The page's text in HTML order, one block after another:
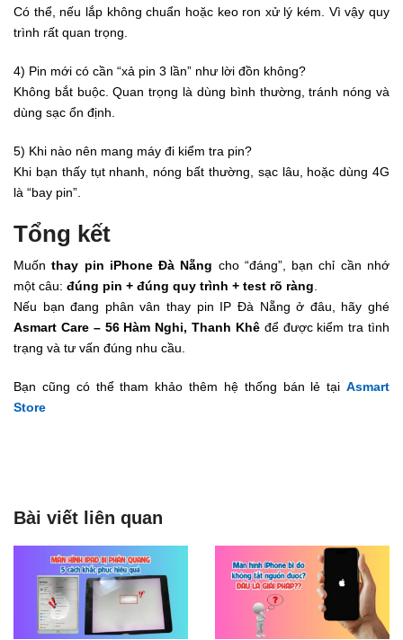
Có thể, nếu lắp không chuẩn hoặc keo ron xử lý kém. Vì vậy quy
trình rất quan trọng.
4) Pin mới có cần “xả pin 3 lần” như lời đồn không?
Không bắt buộc. Quan trọng là dùng bình thường, tránh nóng và
dùng sạc ổn định.
5) Khi nào nên mang máy đi kiểm tra pin?
Khi bạn thấy tụt nhanh, nóng bất thường, sạc lâu, hoặc dùng 4G
là “bay pin”.
Tổng kết
Muốnthay pin iPhone Đà Nẵng cho “đáng”, bạn chỉ cần nhớ
một câu: đúng pin + đúng quy trình + test rõ ràng
Nếu bạn đang phân vân thay pin IP Đà Nẵng ở đâu, hãy ghé
Asmart Care – 56 Hàm Nghi, Thanh Khêđể được kiểm tra tình
trạng và tư vấn đúng nhu cầu.
Bạn cũng có thể tham khảo thêm hệ thống bán lẻ tại Asmart
Store
Bài viết liên quan